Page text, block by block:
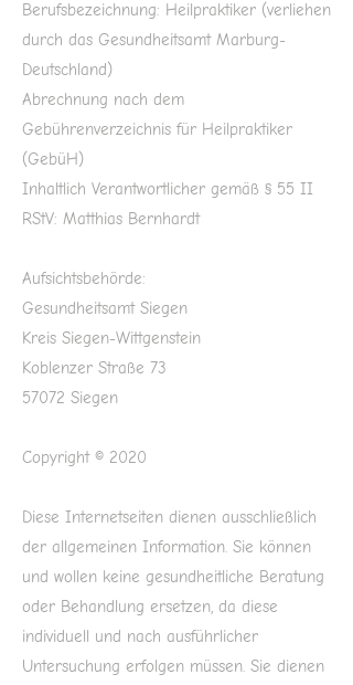
Berufsbezeichnung: Heilpraktiker (verliehen
durch das Gesundheitsamt Marburg-
Deutschland)
Abrechnung nach dem
Gebührenverzeichnis für Heilpraktiker
(GebüH)
Inhaltlich Verantwortlicher gemäß § 55 II
RStV: Matthias Bernhardt
Aufsichtsbehörde:
Gesundheitsamt Siegen
Kreis Siegen-Wittgenstein
Koblenzer Straße 73
57072 Siegen
Copyright © 2020
Diese Internetseiten dienen ausschließlich
der allgemeinen Information. Sie können
und wollen keine gesundheitliche Beratung
oder Behandlung ersetzen, da diese
individuell und nach ausführlicher
Untersuchung erfolgen müssen. Sie dienen